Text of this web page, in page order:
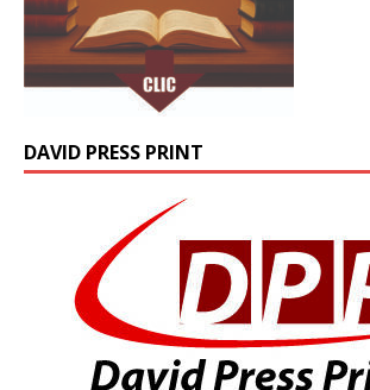
DAVID PRESS PRINT